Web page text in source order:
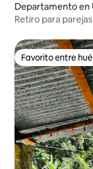
Departamento en
Retiro para
Favorito entre
Favorito entre